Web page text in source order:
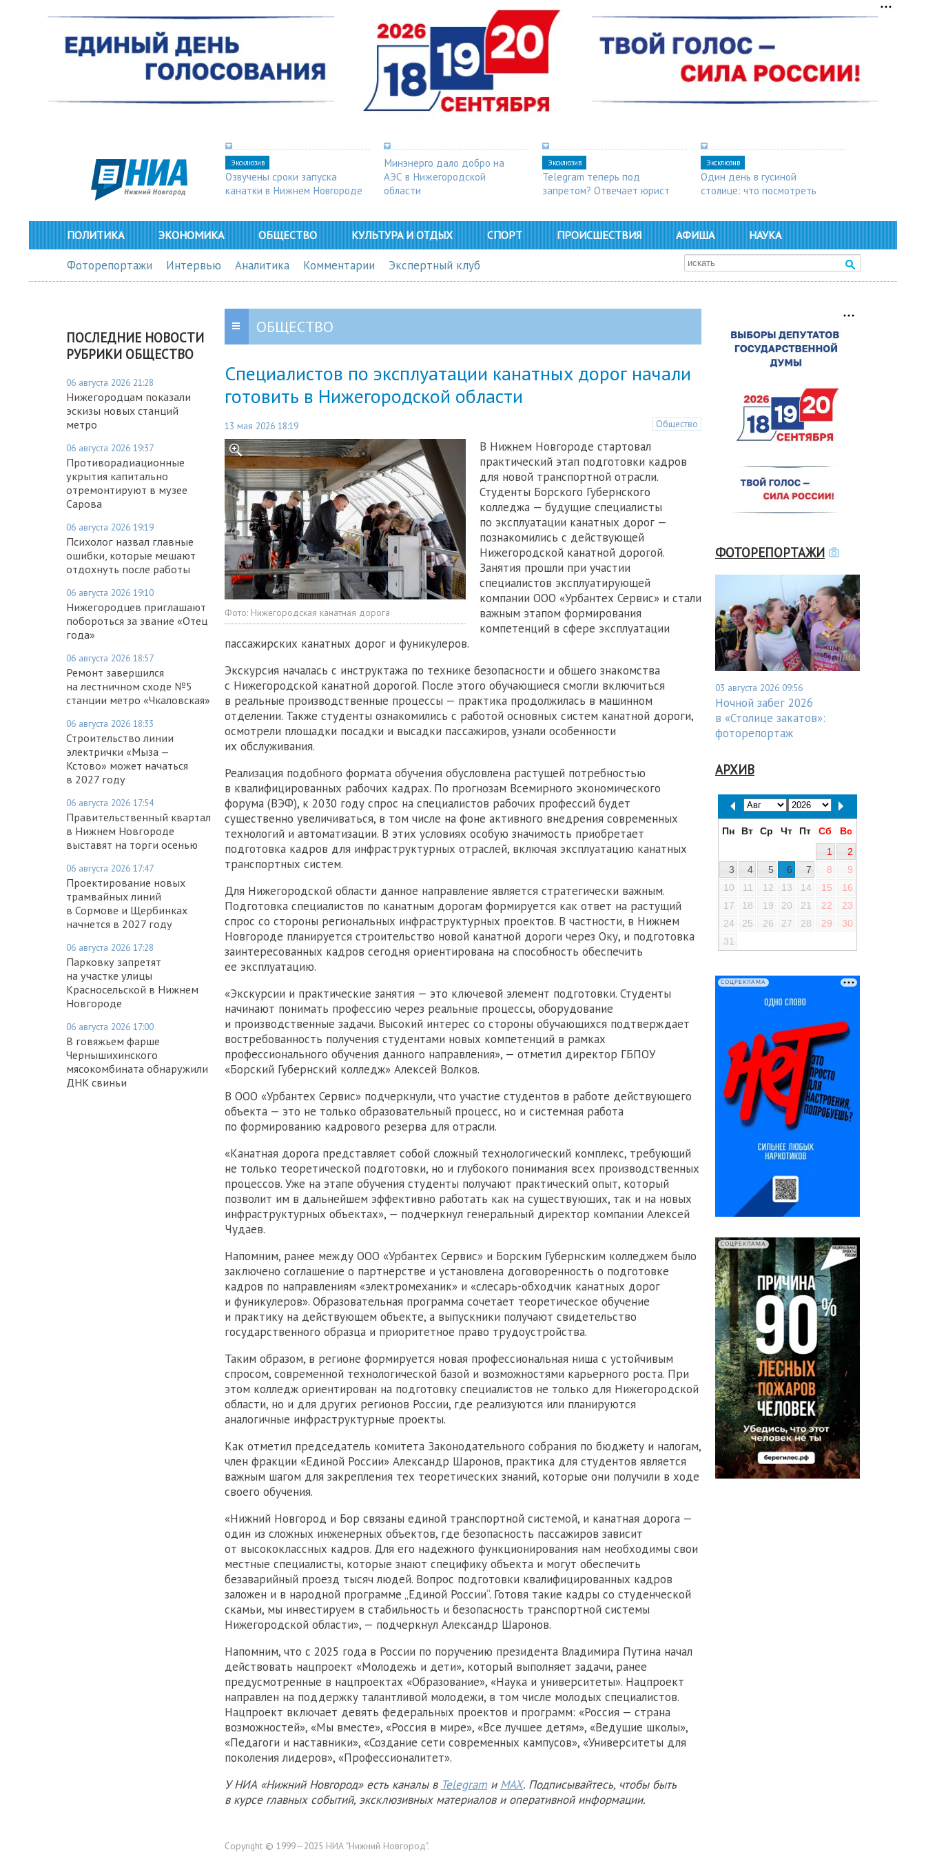
Эксклюзив
Озвучены сроки запуска
канатки в Нижнем Новгороде
Минэнерго дало добро на
АЭС в Нижегородской
области
Эксклюзив
Telegram теперь под
запретом? Отвечает юрист
Эксклюзив
Один день в гусиной
столице: что посмотреть
ПОЛИТИКА ЭКОНОМИКА ОБЩЕСТВО КУЛЬТУРА И ОТДЫХ СПОРТ ПРОИСШЕСТВИЯ АФИША НАУКА
Фоторепортажи Интервью Аналитика Комментарии Экспертный клуб
ПОСЛЕДНИЕ НОВОСТИ
РУБРИКИ ОБЩЕСТВО
06 августа 2026 21:28
Нижегородцам показали
эскизы новых станций
метро
06 августа 2026 19:37
Противорадиационные
укрытия капитально
отремонтируют в музее
Сарова
06 августа 2026 19:19
Психолог назвал главные
ошибки, которые мешают
отдохнуть после работы
06 августа 2026 19:10
Нижегородцев приглашают
побороться за звание «Отец
года»
06 августа 2026 18:57
Ремонт завершился
на лестничном сходе №5
станции метро «Чкаловская»
06 августа 2026 18:33
Строительство линии
электрички «Мыза —
Кстово» может начаться
в 2027 году
06 августа 2026 17:54
Правительственный квартал
в Нижнем Новгороде
выставят на торги осенью
06 августа 2026 17:47
Проектирование новых
трамвайных линий
в Сормове и Щербинках
начнется в 2027 году
06 августа 2026 17:28
Парковку запретят
на участке улицы
Красносельской в Нижнем
Новгороде
06 августа 2026 17:00
В говяжьем фарше
Чернышихинского
мясокомбината обнаружили
ДНК свиньи
ОБЩЕСТВО
Специалистов по эксплуатации канатных дорог начали
готовить в Нижегородской области
13 мая 2026 18:19 Общество
Фото: Нижегородская канатная дорога
В Нижнем Новгороде стартовал
практический этап подготовки кадров
для новой транспортной отрасли.
Студенты Борского Губернского
колледжа — будущие специалисты
по эксплуатации канатных дорог —
познакомились с действующей
Нижегородской канатной дорогой.
Занятия прошли при участии
специалистов эксплуатирующей
компании ООО «Урбантех Сервис» и стали
важным этапом формирования
компетенций в сфере эксплуатации
пассажирских канатных дорог и фуникулеров.
Экскурсия началась с инструктажа по технике безопасности и общего знакомства
с Нижегородской канатной дорогой. После этого обучающиеся смогли включиться
в реальные производственные процессы — практика продолжилась в машинном
отделении. Также студенты ознакомились с работой основных систем канатной дороги,
осмотрели площадки посадки и высадки пассажиров, узнали особенности
их обслуживания.
Реализация подобного формата обучения обусловлена растущей потребностью
в квалифицированных рабочих кадрах. По прогнозам Всемирного экономического
форума (ВЭФ), к 2030 году спрос на специалистов рабочих профессий будет
существенно увеличиваться, в том числе на фоне активного внедрения современных
технологий и автоматизации. В этих условиях особую значимость приобретает
подготовка кадров для инфраструктурных отраслей, включая эксплуатацию канатных
транспортных систем.
Для Нижегородской области данное направление является стратегически важным.
Подготовка специалистов по канатным дорогам формируется как ответ на растущий
спрос со стороны региональных инфраструктурных проектов. В частности, в Нижнем
Новгороде планируется строительство новой канатной дороги через Оку, и подготовка
заинтересованных кадров сегодня ориентирована на способность обеспечить
ее эксплуатацию.
«Экскурсии и практические занятия — это ключевой элемент подготовки. Студенты
начинают понимать профессию через реальные процессы, оборудование
и производственные задачи. Высокий интерес со стороны обучающихся подтверждает
востребованность получения студентами новых компетенций в рамках
профессионального обучения данного направления», — отметил директор ГБПОУ
«Борский Губернский колледж» Алексей Волков.
В ООО «Урбантех Сервис» подчеркнули, что участие студентов в работе действующего
объекта — это не только образовательный процесс, но и системная работа
по формированию кадрового резерва для отрасли.
«Канатная дорога представляет собой сложный технологический комплекс, требующий
не только теоретической подготовки, но и глубокого понимания всех производственных
процессов. Уже на этапе обучения студенты получают практический опыт, который
позволит им в дальнейшем эффективно работать как на существующих, так и на новых
инфраструктурных объектах», — подчеркнул генеральный директор компании Алексей
Чудаев.
Напомним, ранее между ООО «Урбантех Сервис» и Борским Губернским колледжем было
заключено соглашение о партнерстве и установлена договоренность о подготовке
кадров по направлениям «электромеханик» и «слесарь-обходчик канатных дорог
и фуникулеров». Образовательная программа сочетает теоретическое обучение
и практику на действующем объекте, а выпускники получают свидетельство
государственного образца и приоритетное право трудоустройства.
Таким образом, в регионе формируется новая профессиональная ниша с устойчивым
спросом, современной технологической базой и возможностями карьерного роста. При
этом колледж ориентирован на подготовку специалистов не только для Нижегородской
области, но и для других регионов России, где реализуются или планируются
аналогичные инфраструктурные проекты.
Как отметил председатель комитета Законодательного собрания по бюджету и налогам,
член фракции «Единой России» Александр Шаронов, практика для студентов является
важным шагом для закрепления тех теоретических знаний, которые они получили в ходе
своего обучения.
«Нижний Новгород и Бор связаны единой транспортной системой, и канатная дорога —
один из сложных инженерных объектов, где безопасность пассажиров зависит
от высококлассных кадров. Для его надежного функционирования нам необходимы свои
местные специалисты, которые знают специфику объекта и могут обеспечить
безаварийный проезд тысяч людей. Вопрос подготовки квалифицированных кадров
заложен и в народной программе „Единой России“. Готовя такие кадры со студенческой
скамьи, мы инвестируем в стабильность и безопасность транспортной системы
Нижегородской области», — подчеркнул Александр Шаронов.
Напомним, что с 2025 года в России по поручению президента Владимира Путина начал
действовать нацпроект «Молодежь и дети», который выполняет задачи, ранее
предусмотренные в нацпроектах «Образование», «Наука и университеты». Нацпроект
направлен на поддержку талантливой молодежи, в том числе молодых специалистов.
Нацпроект включает девять федеральных проектов и программ: «Россия — страна
возможностей», «Мы вместе», «Россия в мире», «Все лучшее детям», «Ведущие школы»,
«Педагоги и наставники», «Создание сети современных кампусов», «Университеты для
поколения лидеров», «Профессионалитет».
У НИА «Нижний Новгород» есть каналы в Telegram и MAX. Подписывайтесь, чтобы быть
в курсе главных событий, эксклюзивных материалов и оперативной информации.
Copyright © 1999—2025 НИА "Нижний Новгород".
ФОТОРЕПОРТАЖИ
03 августа 2026 09:56
Ночной забег 2026
в «Столице закатов»:
фоторепортаж
АРХИВ
Пн Вт Ср Чт Пт Сб
Вс
1
2
3
4 5 6 7 8
9
10
11 12 13 14 15
16
17
18 19 20 21 22
23
24
25 26 27 28 29
30
31
СОЦРЕКЛАМА
СОЦРЕКЛАМА